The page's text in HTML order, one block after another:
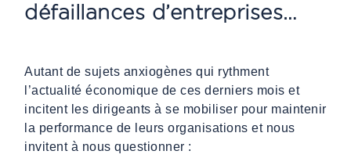
défaillances d’entreprises…
Autant de sujets anxiogènes qui rythment
l’actualité économique de ces derniers mois et
incitent les dirigeants à se mobiliser pour maintenir
la performance de leurs organisations et nous
invitent à nous questionner :